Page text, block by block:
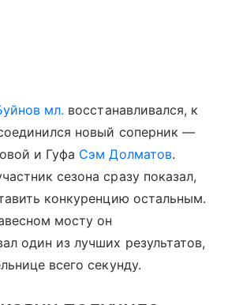
мл. восстанавливался, к
новый соперник —
и Гуфа Сэм Долматов.
сезона сразу показал,
конкуренцию остальным.
мосту он
один из лучших результатов,
всего секунду.